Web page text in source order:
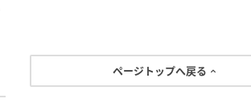
ページトップへ戻る